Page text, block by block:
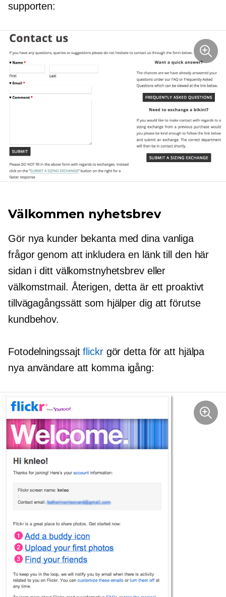
supporten:
Välkommen nyhetsbrev
Gör nya kunder bekanta med dina vanliga
frågor genom att inkludera en länk till den här
sidan i ditt välkomstnyhetsbrev eller
välkomstmail. Återigen, detta är ett proaktivt
tillvägagångssätt som hjälper dig att förutse
kundbehov.
Fotodelningssajtflickrgör detta för att hjälpa
nya användare att komma igång: